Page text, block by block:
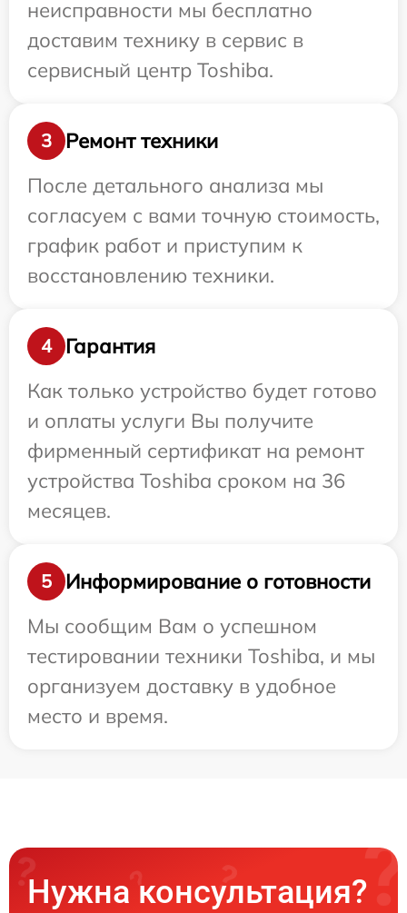
неисправности мы бесплатно
доставим технику в сервис в
сервисный центр Toshiba.
3
Ремонт техники
После детального анализа мы
согласуем с вами точную стоимость,
график работ и приступим к
восстановлению техники.
4
Гарантия
Как только устройство будет готово
и оплаты услуги Вы получите
фирменный сертификат на ремонт
устройства Toshiba сроком на 36
месяцев.
5
Информирование о готовности
Мы сообщим Вам о успешном
тестировании техники Toshiba, и мы
организуем доставку в удобное
место и время.
Нужна консультация?